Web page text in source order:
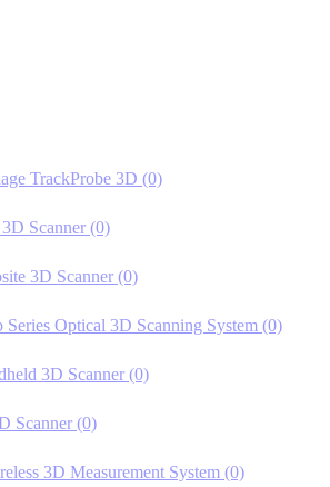
TrackProbe 3D (0)
Scanner (0)
3D Scanner (0)
Series Optical 3D Scanning System (0)
3D Scanner (0)
Scanner (0)
3D Measurement System (0)